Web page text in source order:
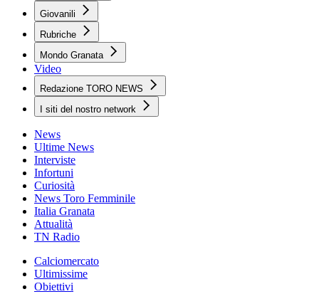
Giovanili
Rubriche
Mondo Granata
Video
Redazione TORO NEWS
I siti del nostro network
News
Ultime News
Interviste
Infortuni
Curiosità
News Toro Femminile
Italia Granata
Attualità
TN Radio
Calciomercato
Ultimissime
Obiettivi